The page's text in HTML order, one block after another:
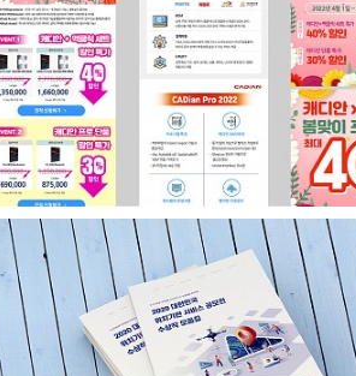
캐디안 맥클릭 온라인프로모션 이미지
위치기반서비스공모전수상작모음집